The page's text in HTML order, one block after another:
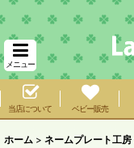
メニュー
当店について ベビー販売
ホーム > ネームプレート工房